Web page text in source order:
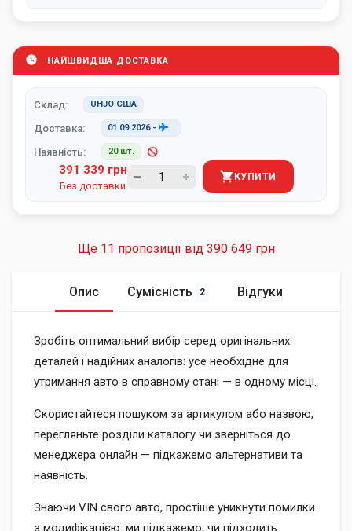
НАЙШВИДША ДОСТАВКА
Склад: UHJO США
Доставка: 01.09.2026-
Наявність: 20 шт.
391 339 грн
Без доставки
КУПИТИ
Ще 11 пропозиції від 390 649 грн
Опис Сумісність 2 Відгуки
Зробіть оптимальний вибір серед оригінальних
деталей і надійних аналогів: усе необхідне для
утримання авто в справному стані — в одному місці.
Скористайтеся пошуком за артикулом або назвою,
перегляньте розділи каталогу чи зверніться до
менеджера онлайн — підкажемо альтернативи та
наявність.
Знаючи VIN свого авто, простіше уникнути помилки
з модифікацією: ми підкажемо, чи підходить